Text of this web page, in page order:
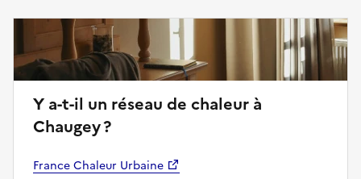
Y a-t-il un réseau de chaleur à
Chaugey ?
France Chaleur Urbaine